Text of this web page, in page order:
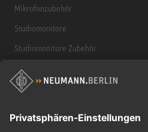
Mikrofonzubehör
Studiomonitore
Studiomonitore Zubehör
Kopfhörer
Historische Mikrofone